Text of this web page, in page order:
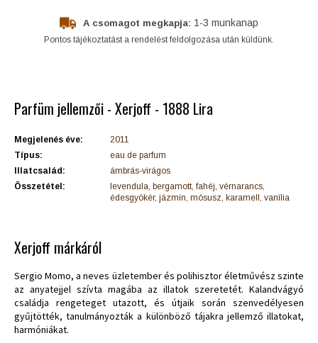
A csomagot megkapja: 1-3 munkanap
Pontos tájékoztatást a rendelést feldolgozása után küldünk.
Parfüm jellemzői - Xerjoff - 1888 Lira
Megjelenés éve:
2011
Típus:
eau de parfum
Illatcsalád:
ámbrás-virágos
Összetétel:
levendula, bergamott, fahéj, vérnarancs,
édesgyökér, jázmin, mósusz, karamell, vanília
Xerjoff márkáról
Sergio Momo, a neves üzletember és polihisztor életművész szinte
az anyatejjel szívta magába az illatok szeretetét. Kalandvágyó
családja rengeteget utazott, és útjaik során szenvedélyesen
gyűjtötték, tanulmányozták a különböző tájakra jellemző illatokat,
harmóniákat.